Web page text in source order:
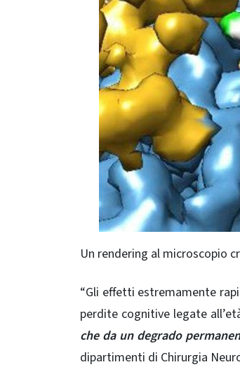
Un rendering al microscopio
“Gli effetti estremamente
perdite cognitive legate
che da un degrado
dipartimenti di Chirurgia